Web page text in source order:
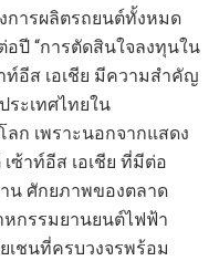
การผลิตรถยนต์ทั้งหมด
อปี “การตัดสินใจลงทุนใน
ท์อีส เอเชีย มีความสำคัญ
ระเทศไทยใน
ก เพราะนอกจากแสดง
ซ้าท์อีส เอเชีย ที่มีต่อ
น ศักยภาพของตลาด
หกรรมยานยนต์ไฟฟ้า
เชนที่ครบวงจรพร้อม